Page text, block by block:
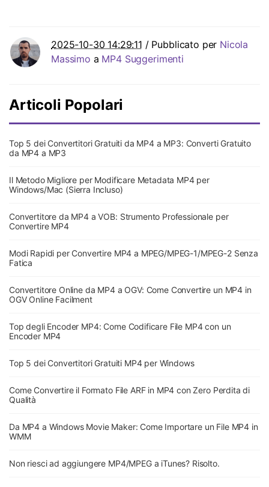
2025-10-30 14:29:11 / Pubblicato per Nicola
Massimo a MP4 Suggerimenti
Articoli Popolari
Top 5 dei Convertitori Gratuiti da MP4 a MP3: Converti Gratuito
da MP4 a MP3
Il Metodo Migliore per Modificare Metadata MP4 per
Windows/Mac (Sierra Incluso)
Convertitore da MP4 a VOB: Strumento Professionale per
Convertire MP4
Modi Rapidi per Convertire MP4 a MPEG/MPEG-1/MPEG-2 Senza
Fatica
Convertitore Online da MP4 a OGV: Come Convertire un MP4 in
OGV Online Facilment
Top degli Encoder MP4: Come Codificare File MP4 con un
Encoder MP4
Top 5 dei Convertitori Gratuiti MP4 per Windows
Come Convertire il Formato File ARF in MP4 con Zero Perdita di
Qualità
Da MP4 a Windows Movie Maker: Come Importare un File MP4 in
WMM
Non riesci ad aggiungere MP4/MPEG a iTunes? Risolto.